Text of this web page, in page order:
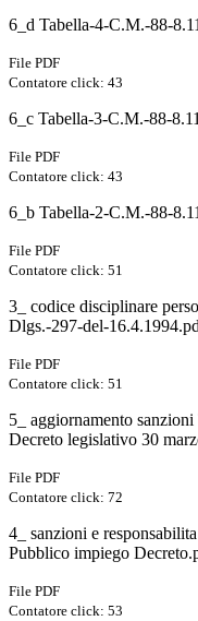
6_d Tabella-4-C.M.-88-
File PDF
Contatore click: 43
6_c Tabella-3-C.M.-88-
File PDF
Contatore click: 43
6_b Tabella-2-C.M.-88-
File PDF
Contatore click: 51
3_ codice disciplinare
Dlgs.-297-del-
File PDF
Contatore click: 51
5_ aggiornamento
Decreto legislativo 30
File PDF
Contatore click: 72
4_ sanzioni e
Pubblico impiego
File PDF
Contatore click: 53